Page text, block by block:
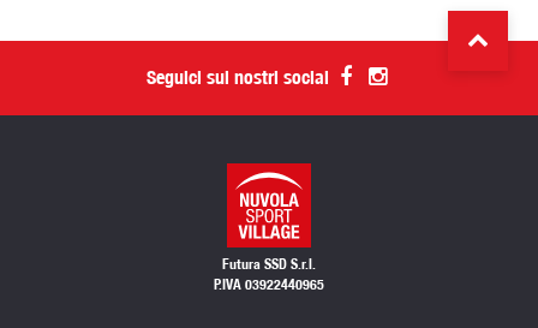
Seguici sui nostri social
Futura SSD S.r.l.
P.IVA 03922440965